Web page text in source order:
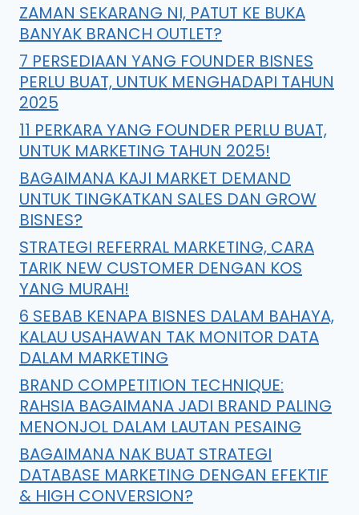
ZAMAN SEKARANG NI, PATUT KE BUKA
BANYAK BRANCH OUTLET?
7 PERSEDIAAN YANG FOUNDER BISNES
PERLU BUAT, UNTUK MENGHADAPI TAHUN
2025
11 PERKARA YANG FOUNDER PERLU BUAT,
UNTUK MARKETING TAHUN 2025!
BAGAIMANA KAJI MARKET DEMAND
UNTUK TINGKATKAN SALES DAN GROW
BISNES?
STRATEGI REFERRAL MARKETING, CARA
TARIK NEW CUSTOMER DENGAN KOS
YANG MURAH!
6 SEBAB KENAPA BISNES DALAM BAHAYA,
KALAU USAHAWAN TAK MONITOR DATA
DALAM MARKETING
BRAND COMPETITION TECHNIQUE:
RAHSIA BAGAIMANA JADI BRAND PALING
MENONJOL DALAM LAUTAN PESAING
BAGAIMANA NAK BUAT STRATEGI
DATABASE MARKETING DENGAN EFEKTIF
& HIGH CONVERSION?